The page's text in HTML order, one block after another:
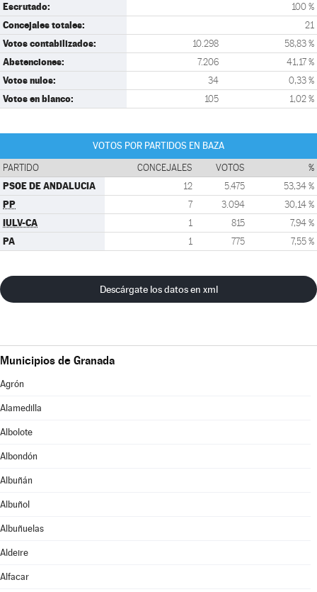
Escrutado: 100 %
Concejales totales: 21
Votos contabilizados: 10.298 58,83 %
Abstenciones: 7.206 41,17 %
Votos nulos: 34 0,33 %
Votos en blanco: 105 1,02 %
VOTOS POR PARTIDOS EN BAZA
PARTIDO CONCEJALES VOTOS %
PSOE DE ANDALUCIA 12 5.475 53,34 %
PP 7 3.094 30,14 %
IULV-CA 1 815 7,94 %
PA 1 775 7,55 %
Descárgate los datos en xml
Municipios de Granada
Agrón
Alamedilla
Albolote
Albondón
Albuñán
Albuñol
Albuñuelas
Aldeire
Alfacar